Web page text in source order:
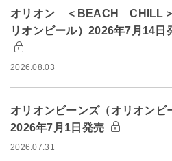
オリオン ＜BEACH CHILL
リオンビール）2026年7月14
2026.08.03
オリオンビーンズ（オリオンビ
2026年7月1日発売
2026.07.31